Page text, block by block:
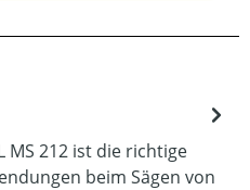
MS 212 ist die richtige
beim Sägen von